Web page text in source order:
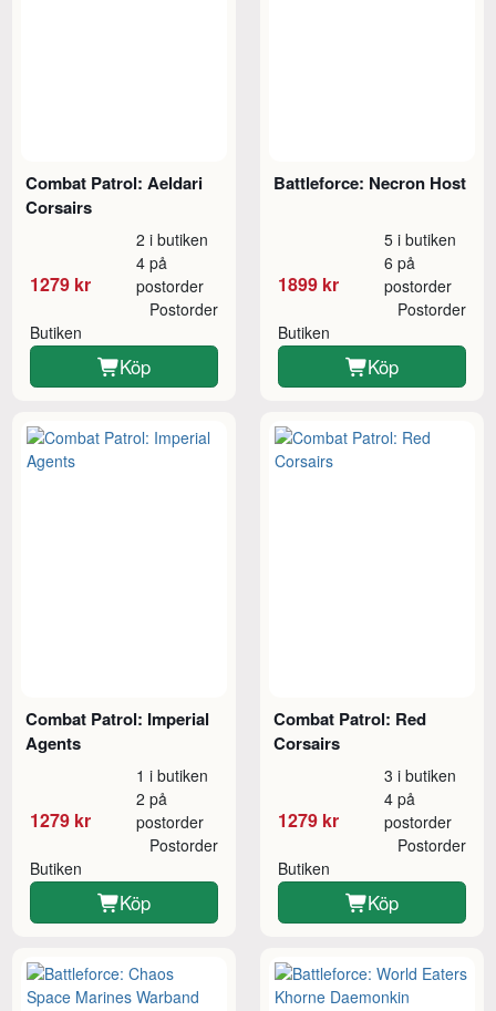
Combat Patrol: Aeldari
Corsairs
1279 kr
2 i butiken
4 på
postorder
Butiken
Postorder
Köp
Battleforce: Necron Host
1899 kr
5 i butiken
6 på
postorder
Butiken
Postorder
Köp
Combat Patrol: Imperial
Agents
1279 kr
1 i butiken
2 på
postorder
Butiken
Postorder
Köp
Combat Patrol: Red
Corsairs
1279 kr
3 i butiken
4 på
postorder
Butiken
Postorder
Köp